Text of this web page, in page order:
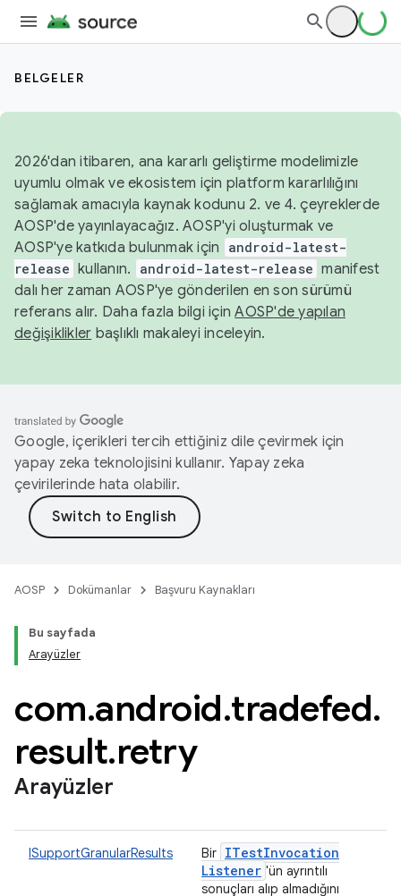
BELGELER
2026'dan itibaren, ana kararlı geliştirme modelimizle
uyumlu olmak ve ekosistem için platform kararlılığını
sağlamak amacıyla kaynak kodunu 2. ve 4. çeyreklerde
AOSP'de yayınlayacağız. AOSP'yi oluşturmak ve
AOSP'ye katkıda bulunmak için
android-latest-
release kullanın. android-latest-release manifest
dalı her zaman AOSP'ye gönderilen en son sürümü
referans alır. Daha fazla bilgi içinAOSP'de yapılan
değişiklikler başlıklı makaleyi inceleyin.
Google, içerikleri tercih ettiğiniz dile çevirmek için
yapay zeka teknolojisini kullanır. Yapay zeka
çevirilerinde hata olabilir.
AOSP Dokümanlar Başvuru Kaynakları
Bu sayfada
Arayüzler
com.android.tradefed.
result.retry
Arayüzler
ISupportGranularResults Bir ITestInvocation
Listener 'ün ayrıntılı
sonuçları alıp almadığını